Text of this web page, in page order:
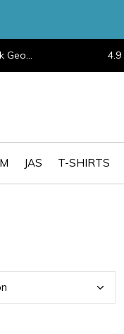
JAS T-SHIRTS
4.9